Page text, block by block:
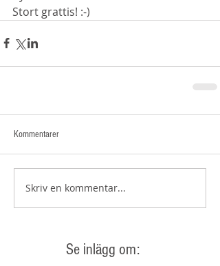
Stort grattis! :-)
Kommentarer
Skriv en kommentar...
Se inlägg om: